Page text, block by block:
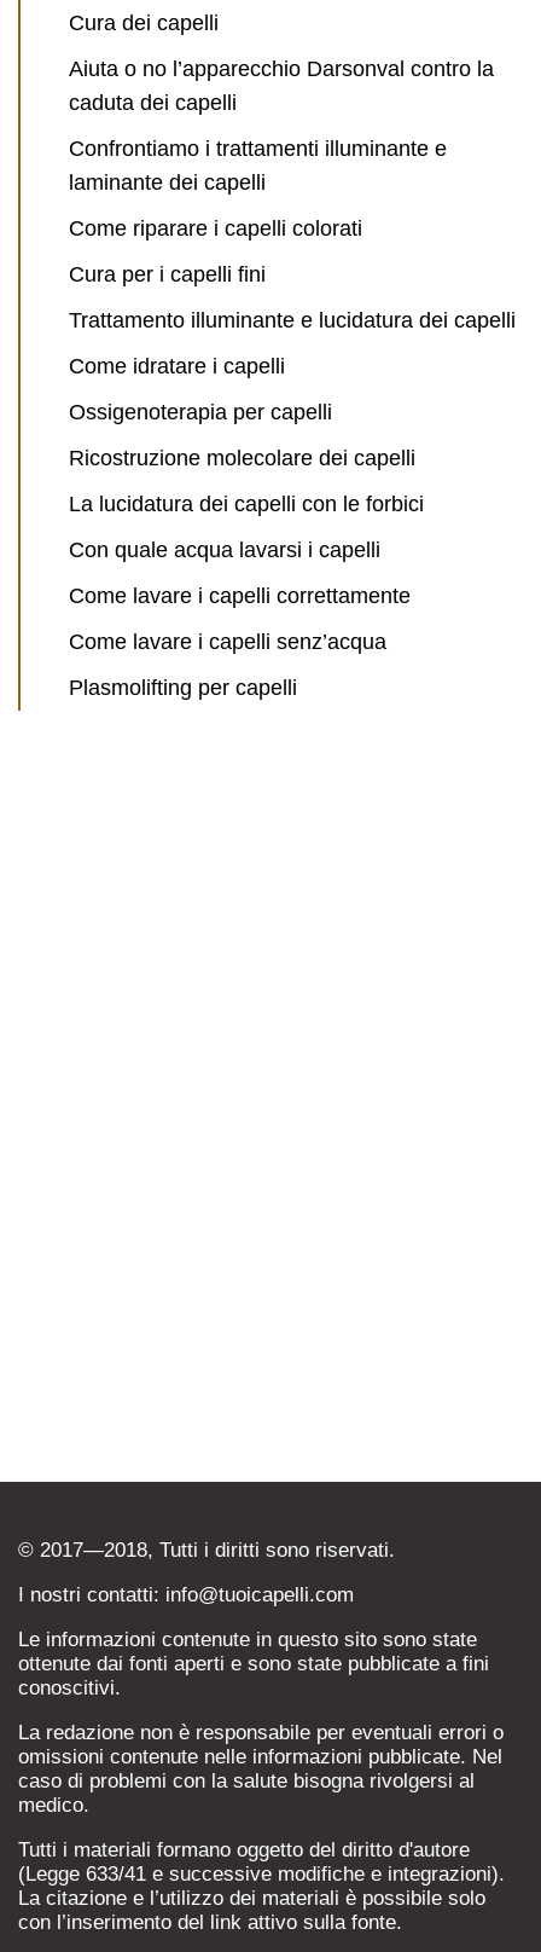
Cura dei capelli
Aiuta o no l’apparecchio Darsonval contro la
caduta dei capelli
Confrontiamo i trattamenti illuminante e
laminante dei capelli
Come riparare i capelli colorati
Cura per i capelli fini
Trattamento illuminante e lucidatura dei capelli
Come idratare i capelli
Ossigenoterapia per capelli
Ricostruzione molecolare dei capelli
La lucidatura dei capelli con le forbici
Con quale acqua lavarsi i capelli
Come lavare i capelli correttamente
Come lavare i capelli senz’acqua
Plasmolifting per capelli
© 2017—2018, Tutti i diritti sono riservati.
I nostri contatti: info@tuoicapelli.com
Le informazioni contenute in questo sito sono state
ottenute dai fonti aperti e sono state pubblicate a fini
conoscitivi.
La redazione non è responsabile per eventuali errori o
omissioni contenute nelle informazioni pubblicate. Nel
caso di problemi con la salute bisogna rivolgersi al
medico.
Tutti i materiali formano oggetto del diritto d'autore
(Legge 633/41 e successive modifiche e integrazioni).
La citazione e l’utilizzo dei materiali è possibile solo
con l’inserimento del link attivo sulla fonte.